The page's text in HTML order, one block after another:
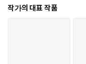
작가의 대표 작품